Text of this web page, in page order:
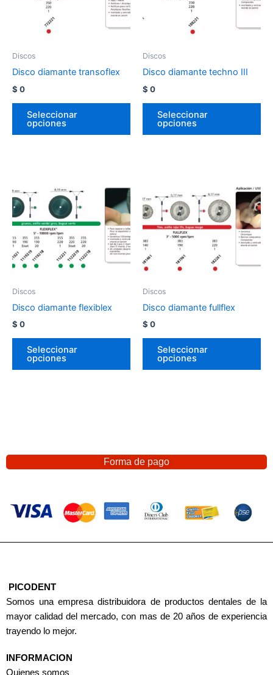
Discos
Disco diamante transoflex
$ 0
Seleccionar
opciones
Discos
Disco diamante techno III
$ 0
Seleccionar
opciones
Discos
Disco diamante flexiblex
$ 0
Seleccionar
opciones
Discos
Disco diamante fullflex
$ 0
Seleccionar
opciones
Forma de pago
PICODENT
Somos una empresa distribuidora de productos dentales de la
mayor calidad del mercado, con mas de 20 años de experiencia
trayendo lo mejor.
INFORMACION
Quienes somos